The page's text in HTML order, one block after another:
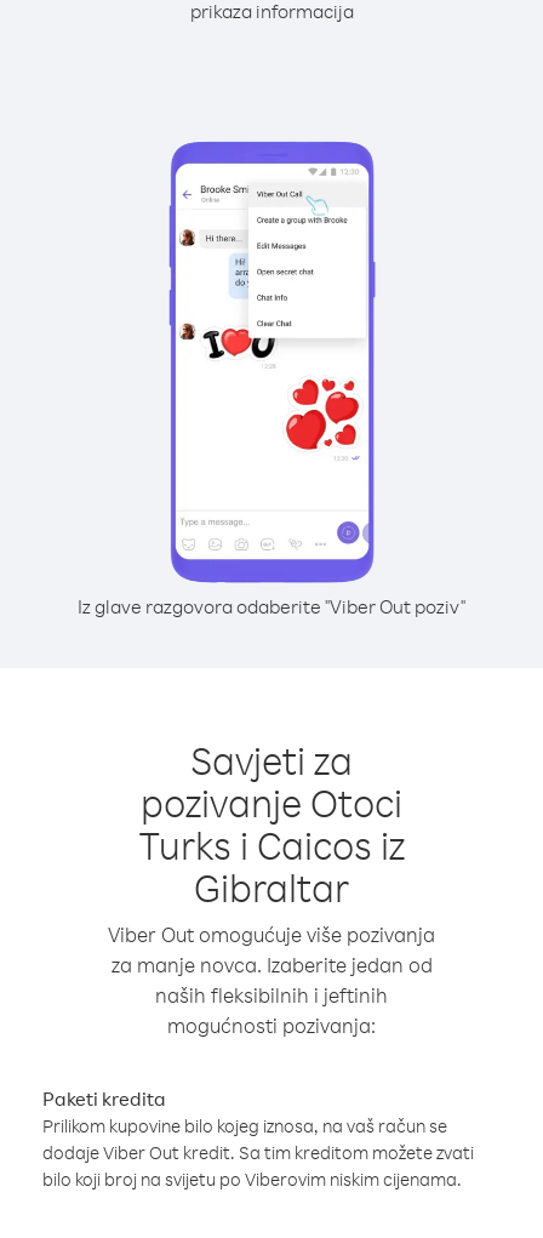
prikaza informacija
Iz glave razgovora odaberite "Viber Out poziv"
Savjeti za
pozivanje Otoci
Turks i Caicos iz
Gibraltar
Viber Out omogućuje više pozivanja
za manje novca. Izaberite jedan od
naših fleksibilnih i jeftinih
mogućnosti pozivanja:
Paketi kredita
Prilikom kupovine bilo kojeg iznosa, na vaš račun se
dodaje Viber Out kredit. Sa tim kreditom možete zvati
bilo koji broj na svijetu po Viberovim niskim cijenama.